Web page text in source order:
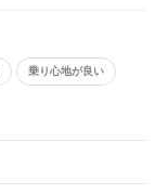
乗り心地が良い